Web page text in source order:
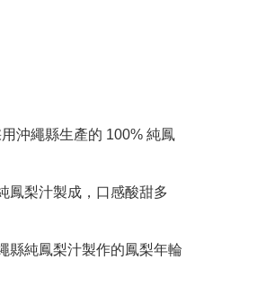
沖繩縣生產的 100% 純鳳
鳳梨汁製成，口感酸甜多
縣純鳳梨汁製作的鳳梨年輪